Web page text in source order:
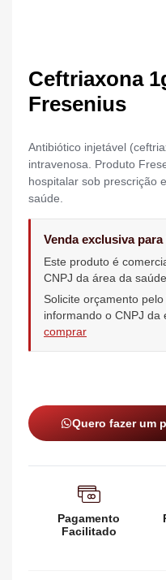
Ceftriaxona
Fresenius
Antibiótico injetável
intravenosa. Produto
hospitalar sob prescrição
saúde.
Venda exclusiva para
Este produto é
CNPJ da área da
Solicite orçamento
informando o CNPJ da
comprar
Quero fazer um
Pagamento
Facilitado